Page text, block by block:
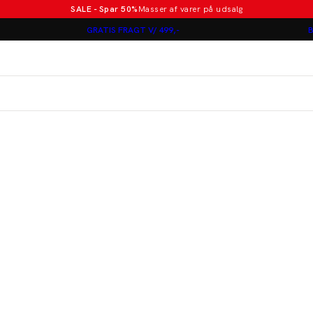
SALE - Spar 50%Masser af varer på udsalg
GRATIS FRAGT V/ 499,-Poloer i nye farver
Jakkesæt fra 1499 kr.
Lindbergh